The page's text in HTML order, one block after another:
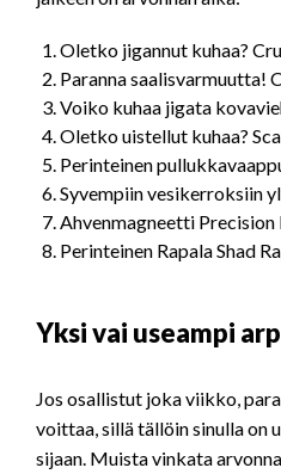
Oletko jigannut kuhaa?
Paranna saalisvarmuutta!
Voiko kuhaa jigata
Oletko uistellut kuhaa?
Perinteinen
Syvempiin vesikerroksiin
Ahvenmagneetti
Perinteinen Rapala Shad
Yksi vai useampi
Jos osallistut joka viikko,
voittaa, sillä tällöin sinulla on
sijaan. Muista vinkata